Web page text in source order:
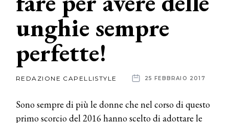
News
aziende
unghie sempre
perfette!
REDAZIONE CAPELLISTYLE 25 FEBBRAIO 2017
Sono sempre di più le donne che nel corso di questo
primo scorcio del 2016 hanno scelto di adottare le